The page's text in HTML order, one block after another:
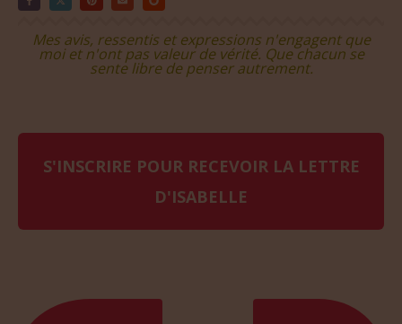
Mes avis, ressentis et expressions n'engagent que
moi et n'ont pas valeur de vérité. Que chacun se
sente libre de penser autrement.
S'INSCRIRE POUR RECEVOIR LA LETTRE
D'ISABELLE